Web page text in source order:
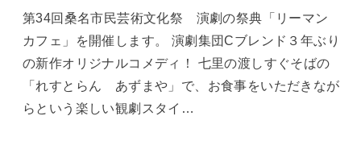
第34回桑名市民芸術文化祭 演劇の祭典「リーマン
カフェ」を開催します。 演劇集団Cブレンド３年ぶり
の新作オリジナルコメディ！ 七里の渡しすぐそばの
「れすとらん あずまや」で、お食事をいただきなが
らという楽しい観劇スタイ…